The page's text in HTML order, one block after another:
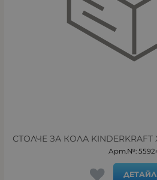
СТОЛЧЕ ЗА КОЛА KINDERKRAFT
Арт.№: